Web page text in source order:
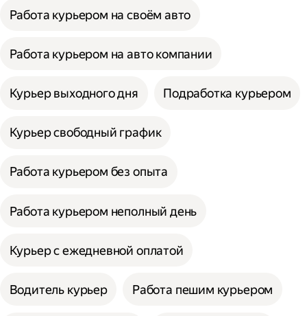
Работа курьером на своём авто
Работа курьером на авто компании
Курьер выходного дня Подработка курьером
Курьер свободный график
Работа курьером без опыта
Работа курьером неполный день
Курьер с ежедневной оплатой
Водитель курьер Работа пешим курьером